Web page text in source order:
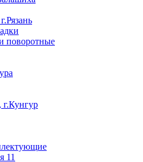
поворотные
г.Кунгур
11